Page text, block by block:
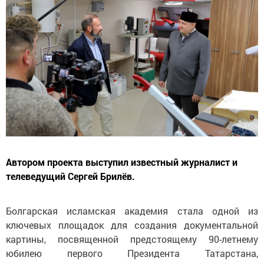
Автором проекта выступил известный журналист и
телеведущий Сергей Брилёв.
Болгарская исламская академия стала одной из
ключевых площадок для создания документальной
картины, посвященной предстоящему 90-летнему
юбилею первого Президента Татарстана,